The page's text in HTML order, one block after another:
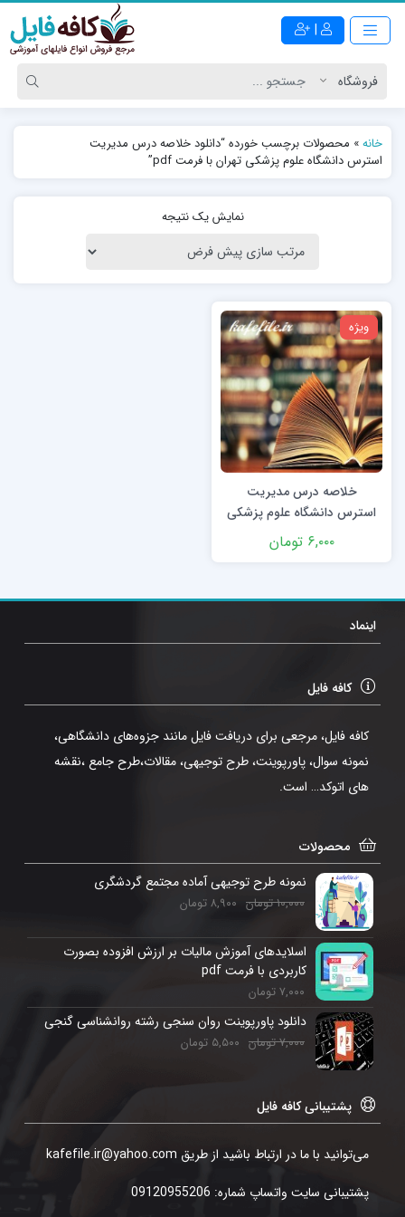
|
خانه» محصولات برچسب خورده “دانلود خلاصه درس مديريت
استرس دانشگاه علوم پزشکی تهران با فرمت pdf”
نمایش یک نتیجه
ویژه
خلاصه درس مدیریت
استرس دانشگاه علوم پزشکی
تهران با فرمت pdf
۶,۰۰۰ تومان
اینماد
کافه فایل
کافه فایل، مرجعی برای دریافت فایل مانند جزوه‌های دانشگاهی،
نمونه سوال، پاورپوینت، طرح توجیهی، مقالات،طرح جامع ،نقشه
های اتوکد… است.
محصولات
نمونه طرح توجیهی آماده مجتمع گردشگری
۱۰,۰۰۰تومان ۸,۹۰۰تومان
اسلایدهای آموزش مالیات بر ارزش افزوده بصورت
کاربردی با فرمت pdf
۷,۰۰۰تومان
دانلود پاورپوینت روان سنجی رشته روانشناسی گنجی
۷,۰۰۰تومان ۵,۵۰۰ تومان
پشتیبانی کافه فایل
می‌توانید با ما در ارتباط باشید از طریق kafefile.ir@yahoo.com
پشتیبانی سایت واتساپ شماره: 09120955206